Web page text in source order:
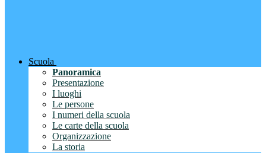
Scuola
Panoramica
Presentazione
I luoghi
Le persone
I numeri della scuola
Le carte della scuola
Organizzazione
La storia